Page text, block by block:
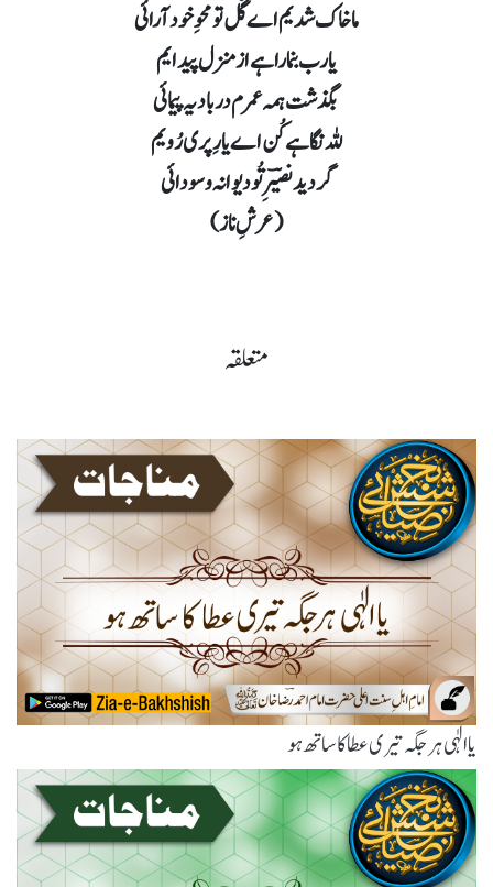
ماخاک شدیم اے گُل تو محوِ خود آرائی
یا رب بنما راہے از منزل پیدایم
بگذشت ہمہ عمرم در بادیہ پیمائی
للہ نگاہے کُن اے یارِ پری رُویم
گردید نصیؔرِ تُو دیوانہ و سودائی
(عرشِ ناز)
متعلقہ
یاالٰہی ہر جگہ تیری عطا کا ساتھ ہو